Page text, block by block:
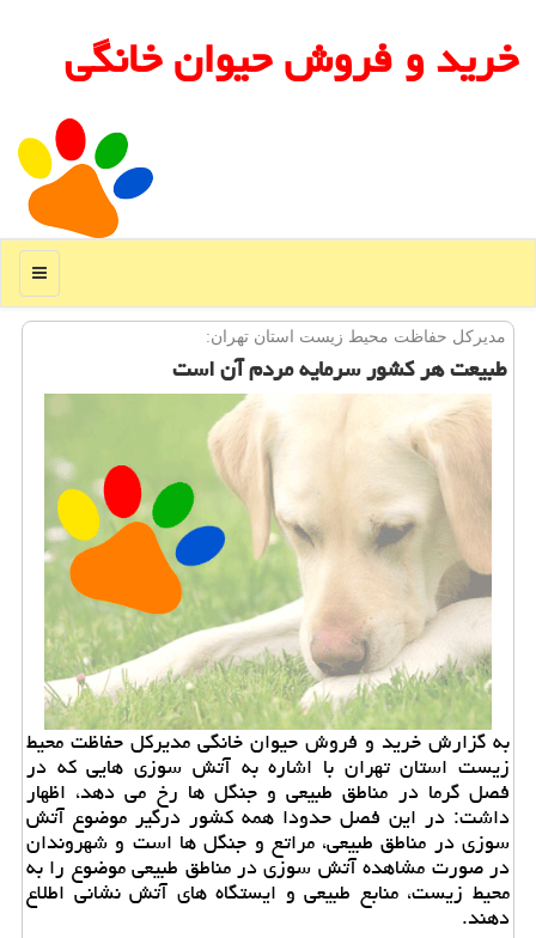
خرید و فروش حیوان خانگی
منو
مدیركل حفاظت محیط زیست استان تهران:
طبیعت هر كشور سرمایه مردم آن است
به گزارش خرید و فروش حیوان خانگی مدیركل حفاظت محیط
زیست استان تهران با اشاره به آتش سوزی هایی كه در
فصل گرما در مناطق طبیعی و جنگل ها رخ می دهد، اظهار
داشت: در این فصل حدودا همه كشور درگیر موضوع آتش
سوزی در مناطق طبیعی، مراتع و جنگل ها است و شهروندان
در صورت مشاهده آتش سوزی در مناطق طبیعی موضوع را به
محیط زیست، منابع طبیعی و ایستگاه های آتش نشانی اطلاع
دهند.